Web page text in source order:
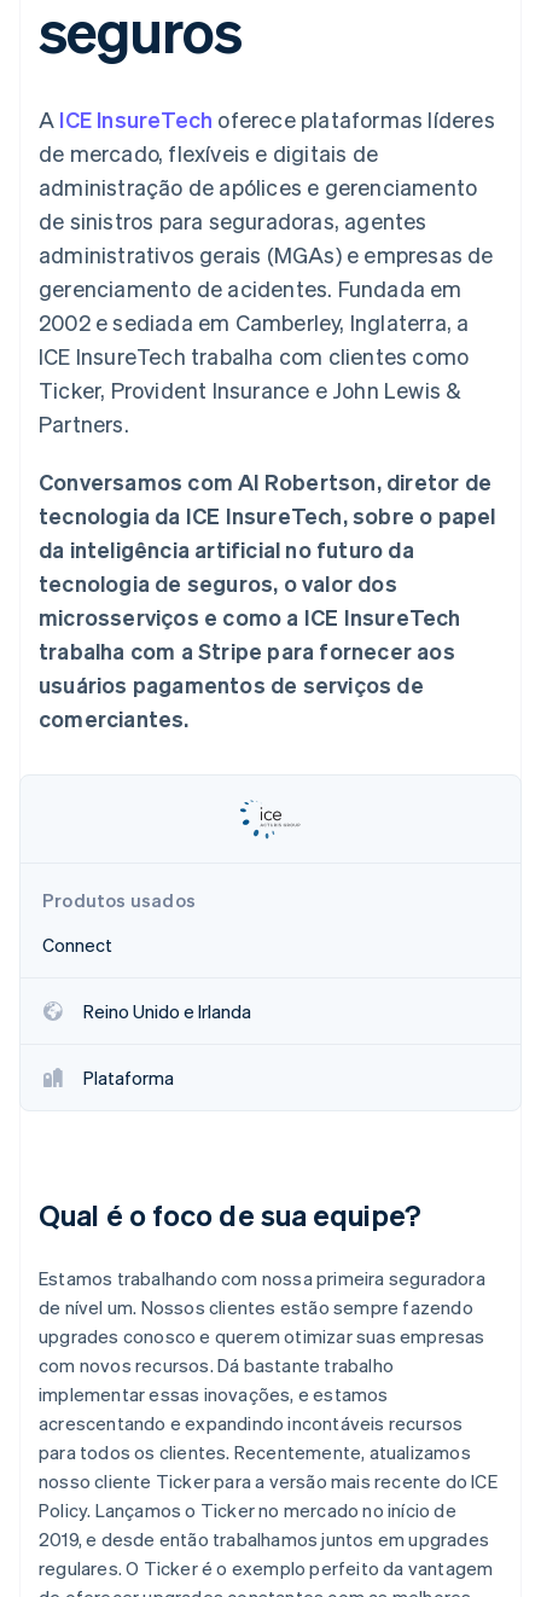
Authorization
Boost
Otimizações
Link
acelerado
Automação
contábil
personalizados
Data Pipeline
Sincronização
de dados
Mais
Product roadmap
Veja o que está chegando
Radar
Prevenção de fraudes
Atlas
Climate
Remoção de carbono
Stripe Sessions 2026
Veja como a Stripe está construindo a infraestrutura
Assista agora
Marketplaces
Gestão dos valores
Plataformas
Por setor
Empresas de IA
Economia de criadores
Jogos
Hospitalidade, viagens
Seguros
Mídia e entretenimento
Serviços profissionais
Setor público
Varejo
Ecossistema
Parceiros
Stripe App Marketplace
Gerenciar assinaturas
Ofereça cobrança por
uso
stablecoins
Provisione e gerencie
serviços com agentes
Recursos
Integrações de
Exemplos de códigos
Blog de
desenvolvedores
Plano de ação do
produto
Carreiras
Sala de imprensa
Stripe Press
Contato
Fale com a equipe de
vendas
Seja um parceiro
seguros
A ICE InsureTech oferece plataformas líderes
de mercado, flexíveis e digitais de
administração de apólices e gerenciamento
de sinistros para seguradoras, agentes
administrativos gerais (MGAs) e empresas de
gerenciamento de acidentes. Fundada em
2002 e sediada em Camberley, Inglaterra, a
ICE InsureTech trabalha com clientes como
Ticker, Provident Insurance e John Lewis &
Partners.
Conversamos com Al Robertson, diretor de
tecnologia da ICE InsureTech, sobre o papel
da inteligência artificial no futuro da
tecnologia de seguros, o valor dos
microsserviços e como a ICE InsureTech
trabalha com a Stripe para fornecer aos
usuários pagamentos de serviços de
comerciantes.
Produtos usados
Connect
Reino Unido e Irlanda
Plataforma
Qual é o foco de sua equipe?
Estamos trabalhando com nossa primeira seguradora
de nível um. Nossos clientes estão sempre fazendo
upgrades conosco e querem otimizar suas empresas
com novos recursos. Dá bastante trabalho
implementar essas inovações, e estamos
acrescentando e expandindo incontáveis recursos
para todos os clientes. Recentemente, atualizamos
nosso cliente Ticker para a versão mais recente do ICE
Policy. Lançamos o Ticker no mercado no início de
2019, e desde então trabalhamos juntos em upgrades
regulares. O Ticker é o exemplo perfeito da vantagem